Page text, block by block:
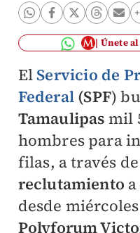
Únete
El Servicio de
Federal(SPF)
Tamaulipas mil
hombres para
filas, a través
reclutamiento
desde
Polyforum